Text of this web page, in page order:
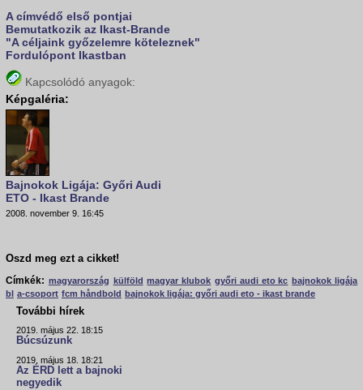
A címvédő első pontjai
Bemutatkozik az Ikast-Brande
"A céljaink győzelemre köteleznek"
Fordulópont Ikastban
Kapcsolódó anyagok:
Képgaléria:
Bajnokok Ligája: Győri Audi
ETO - Ikast Brande
2008. november 9. 16:45
Oszd meg ezt a cikket!
Címkék: magyarország külföld magyar klubok győri audi eto kc bajnokok ligája
bl a-csoport fcm håndbold bajnokok ligája: győri audi eto - ikast brande
További hírek
2019. május 22. 18:15
Búcsúzunk
2019. május 18. 18:21
Az ÉRD lett a bajnoki
negyedik